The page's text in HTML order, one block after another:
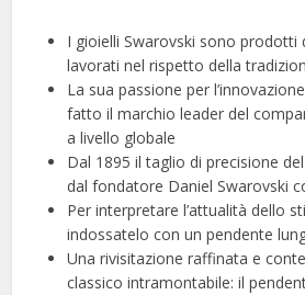
I gioielli Swarovski sono prodotti
lavorati nel rispetto della
La sua passione per
fatto il marchio leader del
a livello globale
Dal 1895 il taglio di precisione
dal fondatore Daniel Swarovski
Per interpretare l’attualità dello
indossatelo con un pendente
Una rivisitazione raffinata e
classico intramontabile: il